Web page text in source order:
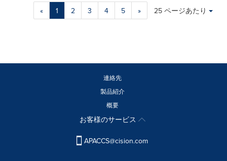
« 1 2 3 4 5 »
Making
will
change.
Items per page:
25 ページあたり
連絡先
製品紹介
概要
お客様のサービス
APACCS@cision.com